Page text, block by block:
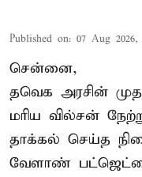
Published on: 07 Aug 2026,
சென்னை,
தவெக அரசின்
மரிய வில்சன்
தாக்கல் செய்த
வேளாண்